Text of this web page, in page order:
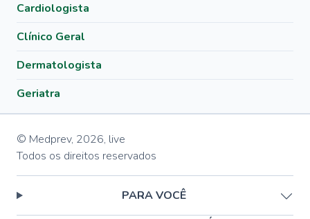
Cardiologista
Clínico Geral
Dermatologista
Geriatra
© Medprev, 2026, live
Todos os direitos reservados
PARA VOCÊ